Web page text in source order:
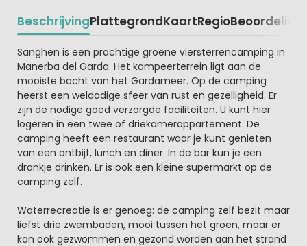
BeschrijvingPlattegrondKaartRegio
Beschrijving
Sanghen is een prachtige groene viersterrencamping in
Manerba del Garda. Het kampeerterrein ligt aan de
mooiste bocht van het Gardameer. Op de camping
heerst een weldadige sfeer van rust en gezelligheid. Er
zijn de nodige goed verzorgde faciliteiten. U kunt hier
logeren in een twee of driekamerappartement. De
camping heeft een restaurant waar je kunt genieten
van een ontbijt, lunch en diner. In de bar kun je een
drankje drinken. Er is ook een kleine supermarkt op de
camping zelf.
Waterrecreatie is er genoeg: de camping zelf bezit maar
liefst drie zwembaden, mooi tussen het groen, maar er
kan ook gezwommen en gezond worden aan het strand